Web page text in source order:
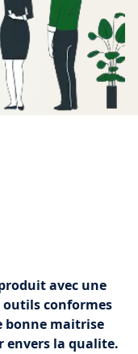
avec une
conformes
bonne maitrise
envers la qualite.